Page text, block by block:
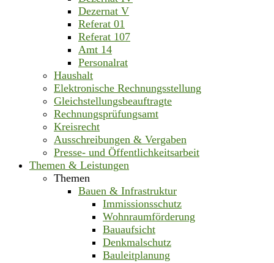
Dezernat V
Referat 01
Referat 107
Amt 14
Personalrat
Haushalt
Elektronische Rechnungsstellung
Gleichstellungsbeauftragte
Rechnungsprüfungsamt
Kreisrecht
Ausschreibungen & Vergaben
Presse- und Öffentlichkeitsarbeit
Themen & Leistungen
Themen
Bauen & Infrastruktur
Immissionsschutz
Wohnraumförderung
Bauaufsicht
Denkmalschutz
Bauleitplanung